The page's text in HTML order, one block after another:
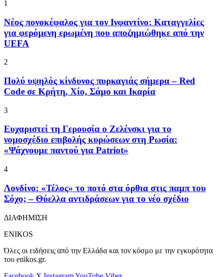
1
Νέος πονοκέφαλος για τον Ινφαντίνο: Καταγγελίες
για φερόμενη ερωμένη που αποζημιώθηκε από την
UEFA
2
Πολύ υψηλός κίνδυνος πυρκαγιάς σήμερα – Red
Code σε Κρήτη, Χίο, Σάμο και Ικαρία
3
Ευχαριστεί τη Γερουσία ο Ζελένσκι για το
νομοσχέδιο επιβολής κυρώσεων στη Ρωσία:
«Ψάχνουμε παντού για Patriot»
4
Λονδίνο: «Τέλος» το ποτό στα όρθια στις παμπ του
Σόχο; – Θύελλα αντιδράσεων για το νέο σχέδιο
ΔΙΑΦΗΜΙΣΗ
ENIKOS
Όλες οι ειδήσεις από την Ελλάδα και τον κόσμο με την εγκυρότητα
του enikos.gr.